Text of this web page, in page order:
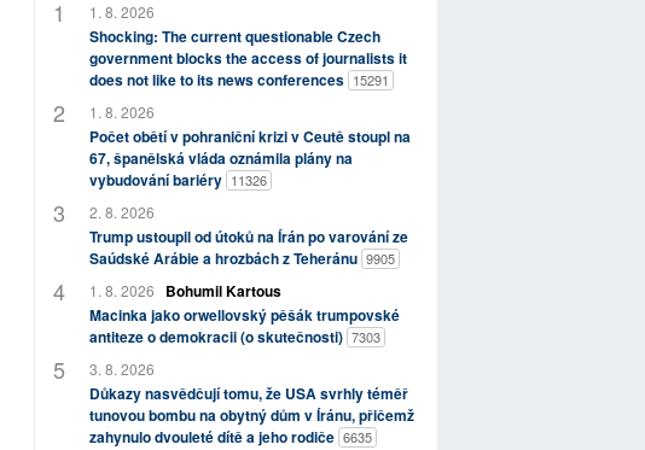
1. 8. 2026
Shocking: The current questionable Czech
government blocks the access of journalists it
does not like to its news conferences 15291
1. 8. 2026
Počet obětí v pohraniční krizi v Ceutě stoupl na
67, španělská vláda oznámila plány na
vybudování bariéry 11326
2. 8. 2026
Trump ustoupil od útoků na Írán po varování ze
Saúdské Arábie a hrozbách z Teheránu 9905
1. 8. 2026
Bohumil Kartous
Macinka jako orwellovský pěšák trumpovské
antiteze o demokracii (o skutečnosti) 7303
3. 8. 2026
Důkazy nasvědčují tomu, že USA svrhly téměř
tunovou bombu na obytný dům v Íránu, přičemž
zahynulo dvouleté dítě a jeho rodiče 6635